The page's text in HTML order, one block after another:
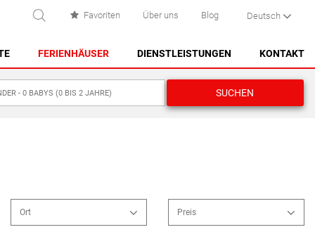
Favoriten Über uns Blog Deutsch
FERIENHÄUSER
ES CASTELL
PUNTA PRIMA - SON GANXO
DIENSTLEISTUNGEN KONTAKT
SUCHEN
Ort Preis